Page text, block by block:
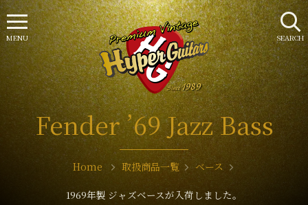
Fender ’69 Jazz Bass
Home 取扱商品一覧 ベース
1969年製 ジャズベースが入荷しました。
SEARCH
MENU